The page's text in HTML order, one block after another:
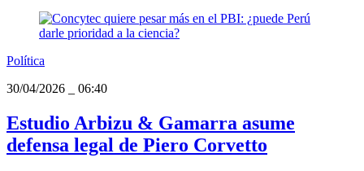
Política
30/04/2026
06:40
Estudio Arbizu & Gamarra asume
defensa legal de Piero Corvetto